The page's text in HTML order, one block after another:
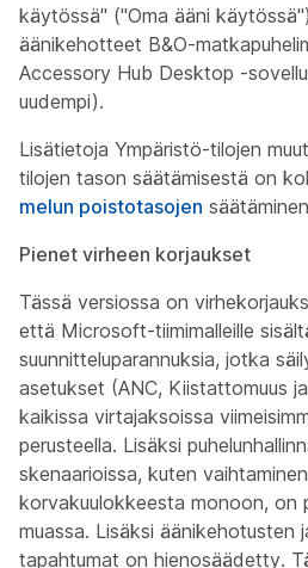
käytössä" ("Oma ääni
äänikehotteet B&O-
Accessory Hub Desktop -
uudempi).
Lisätietoja Ympäristö-tilojen
tilojen tason säätämisestä on
melun poistotasojen
Pienet virheen korjaukset
Tässä versiossa on
että Microsoft-tiimimalleille
suunnitteluparannuksia, jotka
asetukset (ANC, Kiistattomuus
kaikissa virtajaksoissa
perusteella. Lisäksi
skenaarioissa, kuten
korvakuulokkeesta monoon, on
muassa. Lisäksi äänikehotusten
tapahtumat on hienosäädetty.